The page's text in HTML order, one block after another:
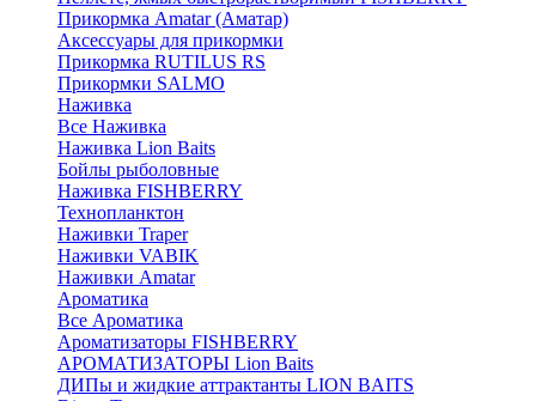
Прикормка Amatar (Аматар)
Аксессуары для прикормки
Прикормка RUTILUS RS
Прикормки SALMO
Наживка
Все Наживка
Наживка Lion Baits
Бойлы рыболовные
Наживка FISHBERRY
Технопланктон
Наживки Traper
Наживки VABIK
Наживки Amatar
Ароматика
Все Ароматика
Ароматизаторы FISHBERRY
АРОМАТИЗАТОРЫ Lion Baits
ДИПы и жидкие аттрактанты LION BAITS